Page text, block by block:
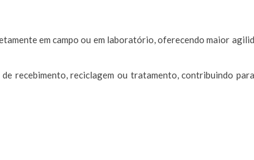
em campo ou em laboratório, oferecendo maior
recebimento, reciclagem ou tratamento, contribuindo